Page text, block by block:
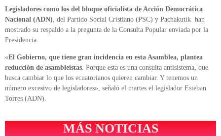
Legisladores como los del bloque oficialista de Acción Democrática
Nacional (ADN) , del Partido Social Cristiano (PSC) y Pachakutik han
mostrado su respaldo a la pregunta de la Consulta Popular enviada por la
Presidencia.
«El Gobierno, que tiene gran incidencia en esta Asamblea, plantea
reducción de asambleístas. Porque esta es una consulta antisistema, que
busca cambiar lo que los ecuatorianos quieren cambiar. Y tenemos un
número excesivo de legisladores», señaló el martes el legislador Esteban
Torres (ADN).
MÁS NOTICIAS